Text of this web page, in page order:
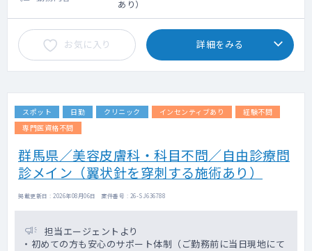
あり）
お気に入り 詳細をみる
スポット 日勤 クリニック インセンティブあり
経験不問
専門医資格不問
群馬県／美容皮膚科・科目不問／自由診療問
診メイン（翼状針を穿刺する施術あり）
掲載更新日 : 2026年08月06日 案件番号 : 26-SJ636788
担当エージェントより
・初めての方も安心のサポート体制（ご勤務前に当日現地にて